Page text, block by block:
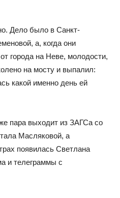
Дело было в Санкт-
а, когда они
города на Неве, молодости,
на мосту и выпалил:
какой именно день ей
пара выходит из ЗАГСа со
Масляковой, а
появилась Светлана
и телеграммы с